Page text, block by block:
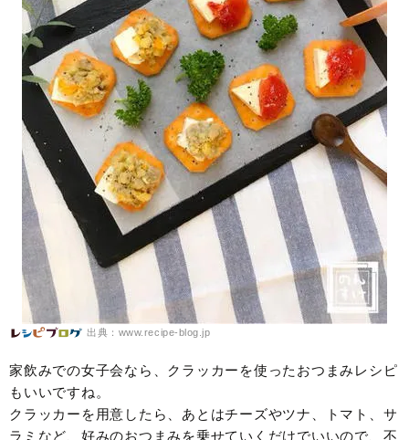
出典：www.recipe-blog.jp
家飲みでの女子会なら、クラッカーを使ったおつまみレシピ
もいいですね。
クラッカーを用意したら、あとはチーズやツナ、トマト、サ
ラミなど、好みのおつまみを乗せていくだけでいいので、不